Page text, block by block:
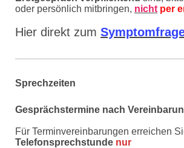
oder persönlich mitbringen, nicht per
Hier direkt zum
Sprechzeiten
Gesprächstermine nach
Für Terminvereinbarungen erreichen
Telefonsprechstunde nur